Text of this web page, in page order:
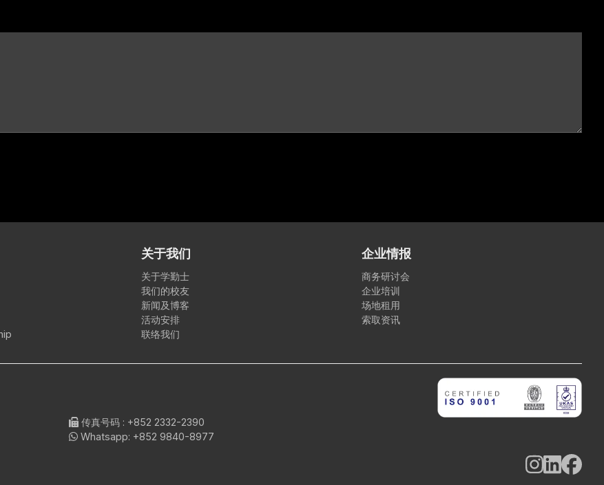
关于我们
关于学勤士
我们的校友
新闻及博客
活动安排
联络我们
企业情报
商务研讨会
企业培训
场地租用
索取资讯
传真号码 : +852 2332-2390
Whatsapp: +852 9840-8977